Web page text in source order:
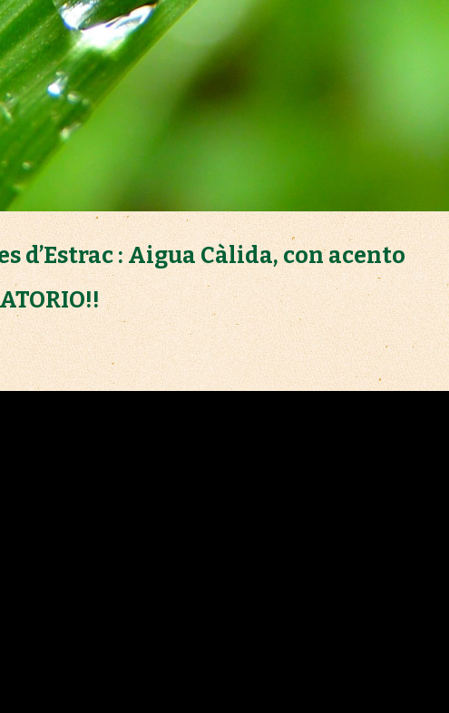
d’Estrac : Aigua Càlida, con acento